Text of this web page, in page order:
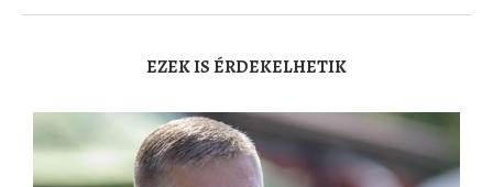
EZEK IS ÉRDEKELHETIK